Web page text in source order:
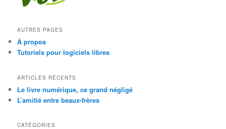
AUTRES PAGES
À propos
Tutoriels pour logiciels libres
ARTICLES RÉCENTS
Le livre numérique, ce grand négligé
L’amitié entre beaux-frères
CATÉGORIES